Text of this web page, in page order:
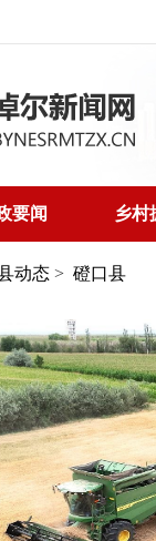
要闻 乡村
动态 > 磴口县